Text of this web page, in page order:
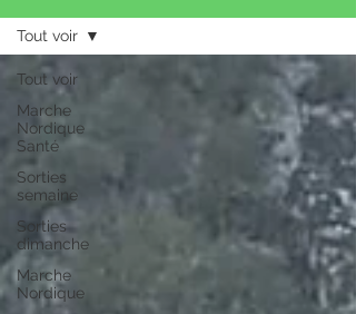
Tout voir
Marche
Nordique
Santé
Sorties
semaine
Sorties
dimanche
Marche
Nordique
Tout voir